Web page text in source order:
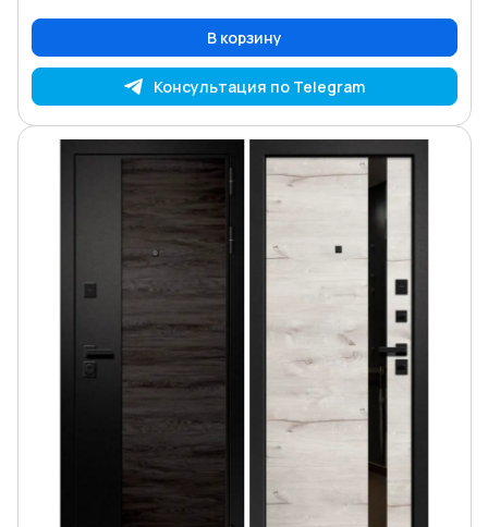
В корзину
Консультация по Telegram